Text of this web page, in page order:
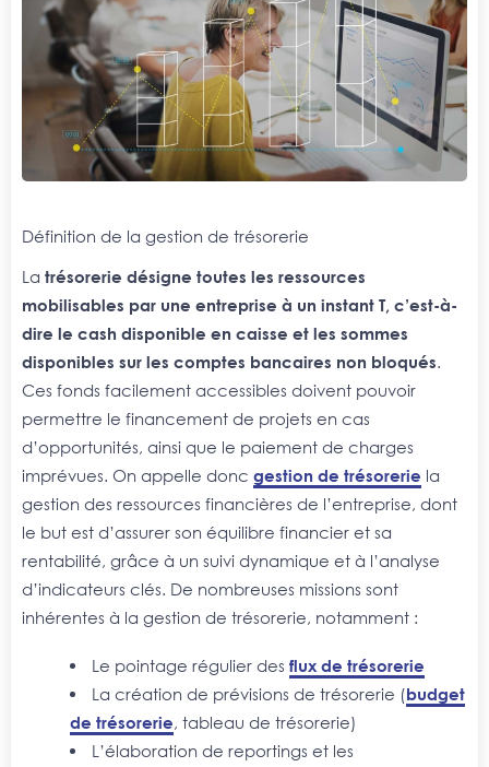
Définition de la gestion de trésorerie
La trésorerie désigne toutes les ressources
mobilisables par une entreprise à un instant T, c’est-à-
dire le cash disponible en caisse et les sommes
disponibles sur les comptes bancaires non bloqués.
Ces fonds facilement accessibles doivent pouvoir
permettre le financement de projets en cas
d’opportunités, ainsi que le paiement de charges
imprévues. On appelle donc gestion de trésorerie la
gestion des ressources financières de l’entreprise, dont
le but est d’assurer son équilibre financier et sa
rentabilité, grâce à un suivi dynamique et à l’analyse
d’indicateurs clés. De nombreuses missions sont
inhérentes à la gestion de trésorerie, notamment :
Le pointage régulier desflux de trésorerie
La création de prévisions de trésorerie (budget
de trésorerie, tableau de trésorerie)
L’élaboration de reportings et les